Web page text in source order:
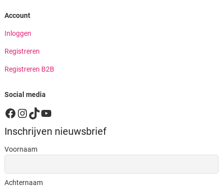
Account
Inloggen
Registreren
Registreren B2B
Social media
Facebook
Instagram
TikTok
YouTube
Inschrijven nieuwsbrief
Voornaam
Achternaam